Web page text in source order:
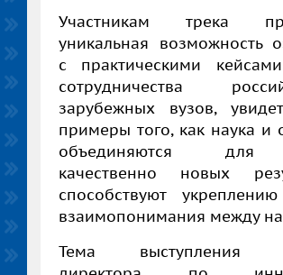
Участникам трека
уникальная возможность
с практическими
сотрудничества
зарубежных вузов,
примеры того, как наука и
объединяются для
качественно новых
способствуют
взаимопонимания между
Тема выступления